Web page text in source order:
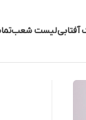
آفتابیلیست شعب